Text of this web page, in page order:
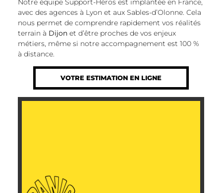
Notre équipe Support-Héros est implantée en France,
avec des agences à Lyon et aux Sables-d’Olonne. Cela
nous permet de comprendre rapidement vos réalités
terrain à Dijonet d’être proches de vos enjeux
métiers, même si notre accompagnement est 100 %
à distance.
VOTRE ESTIMATION EN LIGNE